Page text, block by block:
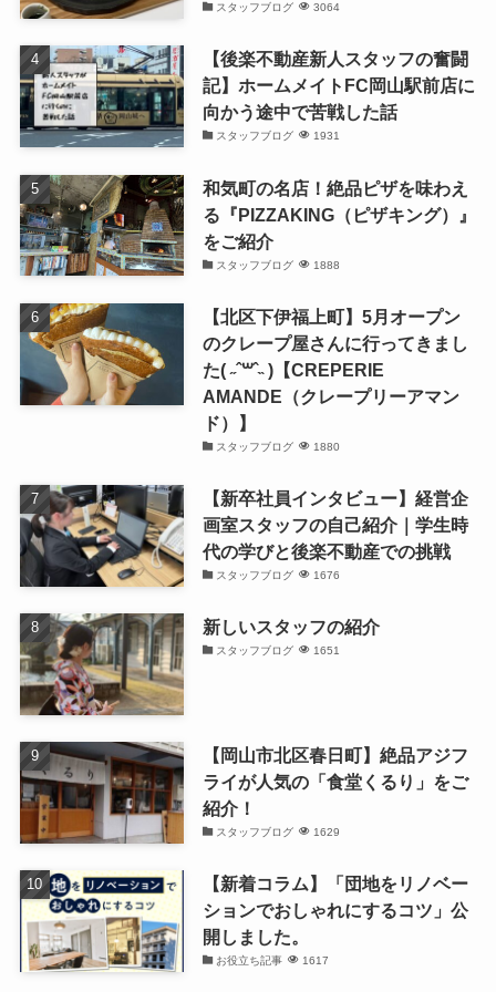
スタッフブログ 3064
【後楽不動産新人スタッフの奮闘
記】ホームメイトFC岡山駅前店に
向かう途中で苦戦した話
スタッフブログ 1931
和気町の名店！絶品ピザを味わえ
る『PIZZAKING（ピザキング）』
をご紹介
スタッフブログ 1888
【北区下伊福上町】5月オープン
のクレープ屋さんに行ってきまし
た( ˶ˆ꒳ˆ˵ )【CREPERIE
AMANDE（クレープリーアマン
ド）】
スタッフブログ 1880
【新卒社員インタビュー】経営企
画室スタッフの自己紹介｜学生時
代の学びと後楽不動産での挑戦
スタッフブログ 1676
新しいスタッフの紹介
スタッフブログ 1651
【岡山市北区春日町】絶品アジフ
ライが人気の「食堂くるり」をご
紹介！
スタッフブログ 1629
【新着コラム】「団地をリノベー
ションでおしゃれにするコツ」公
開しました。
お役立ち記事 1617